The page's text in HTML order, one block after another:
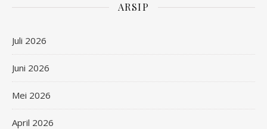
ARSIP
Juli 2026
Juni 2026
Mei 2026
April 2026